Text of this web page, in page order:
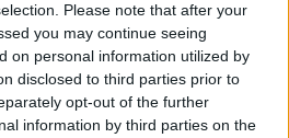
Please note that after your
you may continue seeing
on personal information utilized by
disclosed to third parties prior to
opt-out of the further
information by third parties on the